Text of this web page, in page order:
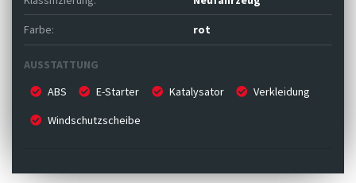
Farbe: rot
AUSSTATTUNG
ABS
E-Starter Katalysator Verkleidung
Windschutzscheibe